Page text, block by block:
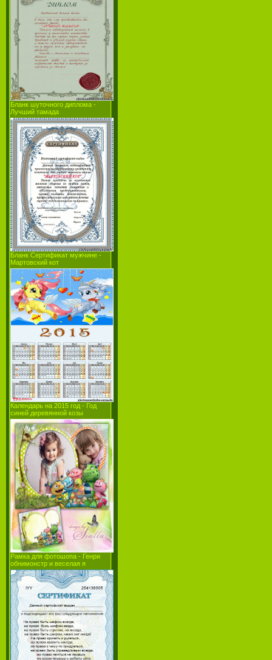
Бланк шуточного диплома -
Лучший тамада
Бланк Сертификат мужчине -
Мартовский кот
Календарь на 2015 год - Год
синей деревянной козы
Рамка для фотошопа - Генри
обнимонстр и веселая я